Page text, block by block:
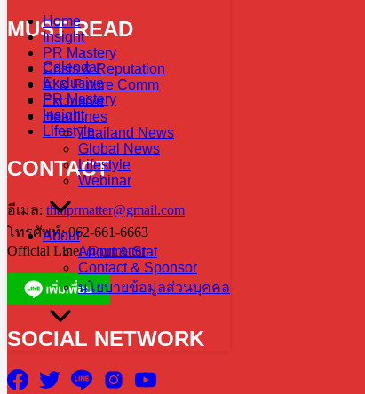
Home
Insight
PR Mastery
Crisis & Reputation
AI & Future Comm
Exclusive
Headlines
Thailand News
Global News
Lifestyle
Webinar
About
About & Stat
Contact & Sponsor
นโยบายข้อมูลส่วนบุคคล
MUST READ
Calendar
Exclusive
PR Mastery
Insight
Lifestyle
CONTACT
อีเมล: thaiprmatter@gmail.com
โทรศัพท์: 062-661-6663
Official Line:@prmatter
SOCIAL NETWORK